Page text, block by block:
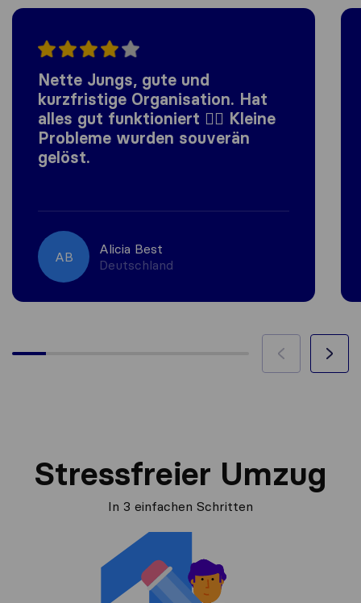
Nette Jungs, gute und
kurzfristige Organisation. Hat
alles gut funktioniert 👍🏼 Kleine
Probleme wurden souverän
gelöst.
AB
Alicia Best
Deutschland
Stressfreier Umzug
In 3 einfachen Schritten